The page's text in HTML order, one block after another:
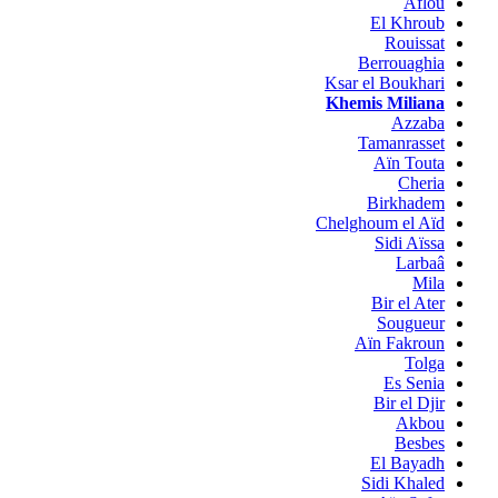
El Khroub
Rouissat
Berrouaghia
Ksar el Boukhari
Khemis Miliana
Azzaba
Tamanrasset
Aïn Touta
Cheria
Birkhadem
Chelghoum el Aïd
Sidi Aïssa
Larbaâ
Mila
Bir el Ater
Sougueur
Aïn Fakroun
Tolga
Es Senia
Bir el Djir
Akbou
Besbes
El Bayadh
Sidi Khaled